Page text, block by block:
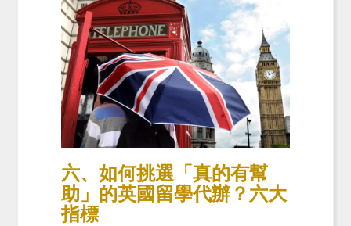
六、如何挑選「真的有幫
助」的英國留學代辦？六大
指標